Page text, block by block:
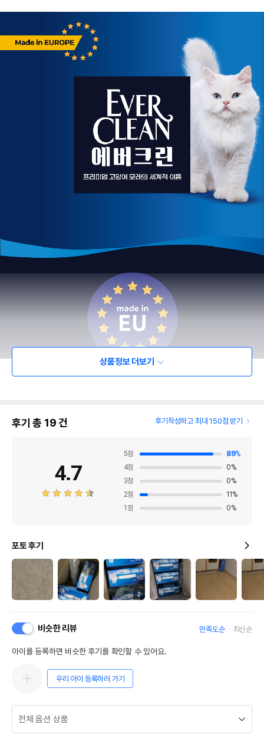
상품정보 더보기
후기 총 19건 후기작성하고 최대 150점 받기
4.7
5점 89%
4점 0%
3점 0%
2점 11 %
1 점 0%
포토 후기
2
비슷한 리뷰 만족도순 최신순
아이를 등록하면 비슷한 후기를 확인할 수 있어요.
우리 아이 등록하러 가기